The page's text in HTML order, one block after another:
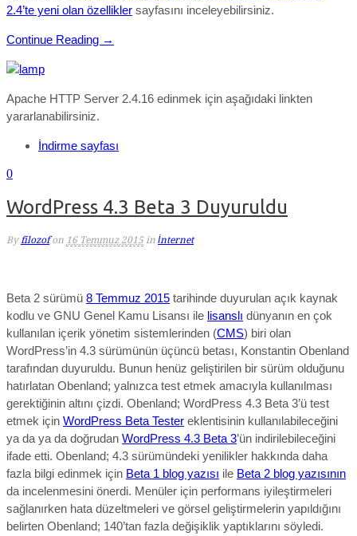
2.4’te yeni olan özellikler sayfasını inceleyebilirsiniz.
Continue Reading →
Apache HTTP Server 2.4.16 edinmek için aşağıdaki linkten
yararlanabilirsiniz.
İndirme sayfası
0
WordPress 4.3 Beta 3 Duyuruldu
By filozof on 16 Temmuz 2015 in İnternet
Beta 2 sürümü 8 Temmuz 2015 tarihinde duyurulan açık kaynak
kodlu ve GNU Genel Kamu Lisansı ile lisanslı dünyanın en çok
kullanılan içerik yönetim sistemlerinden (CMS) biri olan
WordPress’in 4.3 sürümünün üçüncü betası, Konstantin Obenland
tarafından duyuruldu. Bunun henüz geliştirilen bir sürüm olduğunu
hatırlatan Obenland; yalnızca test etmek amacıyla kullanılması
gerektiğinin altını çizdi. Obenland; WordPress 4.3 Beta 3’ü test
etmek için WordPress Beta Tester eklentisinin kullanılabileceğini
ya da ya da doğrudan WordPress 4.3 Beta 3’ün indirilebileceğini
ifade etti. Obenland; 4.3 sürümündeki yenilikler hakkında daha
fazla bilgi edinmek için Beta 1 blog yazısı ile Beta 2 blog yazısının
da incelenmesini önerdi. Menüler için performans iyileştirmeleri
sağlanırken hata düzeltmeleri ve görsel geliştirmelerin yapıldığını
belirten Obenland; 140’tan fazla değişiklik yaptıklarını söyledi.